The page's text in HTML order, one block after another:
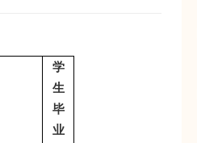
学
生
毕
业